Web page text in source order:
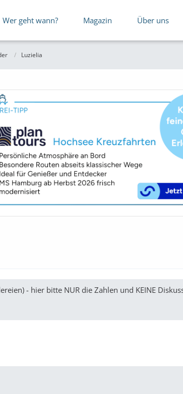
Wer geht wann? Magazin Über uns
Luzielia
- hier bitte NUR die Zahlen und KEINE